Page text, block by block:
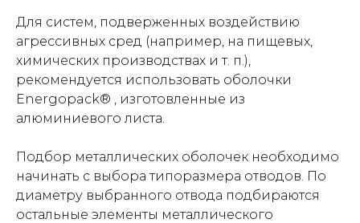
Для систем, подверженных воздействию
агрессивных сред (например, на пищевых,
химических производствах и т. п.),
рекомендуется использовать оболочки
Energopack® , изготовленные из
алюминиевого листа.
Подбор металлических оболочек необходимо
начинать с выбора типоразмера отводов. По
диаметру выбранного отвода подбираются
остальные элементы металлического